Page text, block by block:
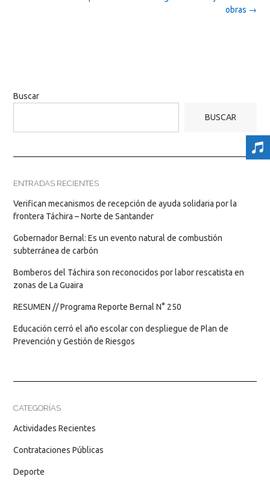
obras →
Buscar
BUSCAR
ENTRADAS RECIENTES
Verifican mecanismos de recepción de ayuda solidaria por la
frontera Táchira – Norte de Santander
Gobernador Bernal: Es un evento natural de combustión
subterránea de carbón
Bomberos del Táchira son reconocidos por labor rescatista en
zonas de La Guaira
RESUMEN // Programa Reporte Bernal N° 250
Educación cerró el año escolar con despliegue de Plan de
Prevención y Gestión de Riesgos
CATEGORÍAS
Actividades Recientes
Contrataciones Públicas
Deporte